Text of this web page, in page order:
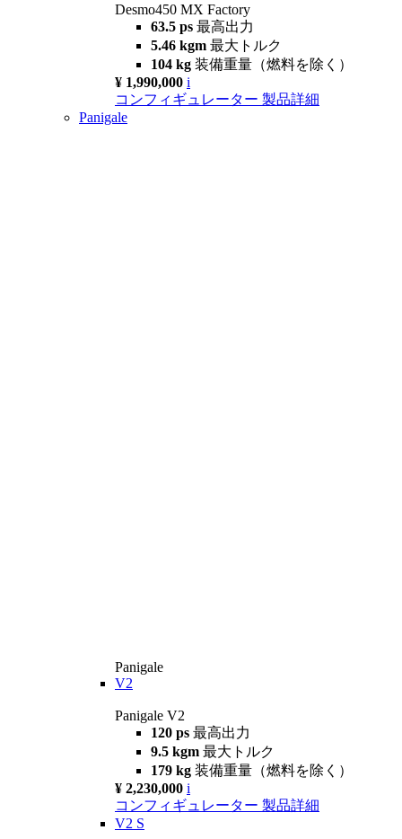
Desmo450 MX Factory
63.5 ps 最高出力
5.46 kgm 最大トルク
104 kg 装備重量（燃料を除く）
¥ 1,990,000 i
コンフィギュレーター 製品詳細
Panigale
Panigale
V2
Panigale V2
120 ps 最高出力
9.5 kgm 最大トルク
179 kg 装備重量（燃料を除く）
¥ 2,230,000 i
コンフィギュレーター 製品詳細
V2 S